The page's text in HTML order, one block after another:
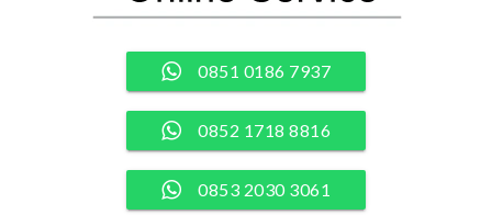
0851 0186 7937
0852 1718 8816
0853 2030 3061